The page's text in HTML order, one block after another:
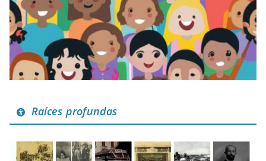
Raíces profundas